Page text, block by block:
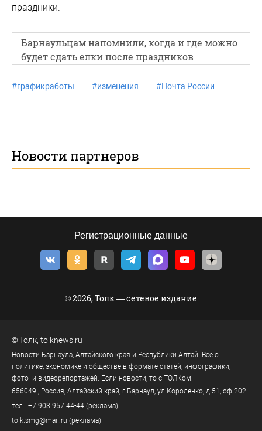
праздники.
Барнаульцам напомнили, когда и где можно
будет сдать елки после праздников
#графикработы #изменения #Почта России
Новости партнеров
Регистрационные данные
© 2026, Толк — сетевое издание
©Толк, tolknews.ru
Новости Барнаула, Алтайского края и Республики Алтай. Все о
политике, экономике и обществе в формате статей, инфографики,
фото- и видеорепортажей. Если новости, то с ТОЛКом!
656049 , Россия, Алтайский край, г.Барнаул, ул.Короленко, д.51, оф.202
тел.: +7 903 957 44-44 (реклама)
tolk.smg@mail.ru (реклама)